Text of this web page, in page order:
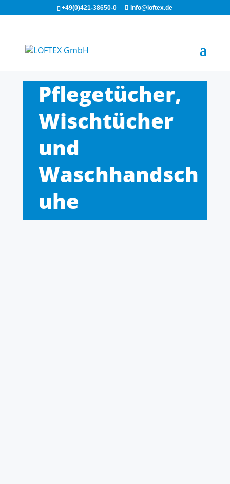
+49(0)421-38650-0 info@loftex.de
Pflegetücher,
Wischtücher
und
Waschhandsch
uhe